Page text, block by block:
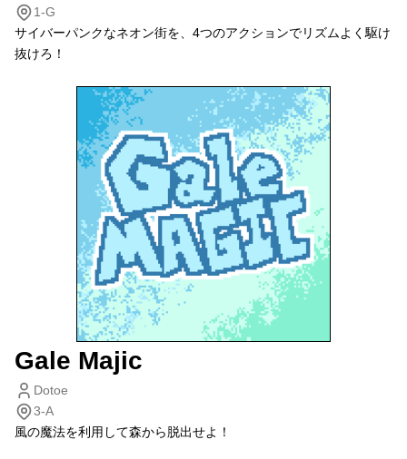
1-G
サイバーパンクなネオン街を、4つのアクションでリズムよく駆け
抜けろ！
Gale Majic
Dotoe
3-A
風の魔法を利用して森から脱出せよ！